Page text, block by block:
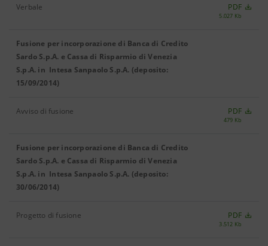
Verbale PDF
5.027 Kb
Fusione per incorporazione di Banca di Credito
Sardo S.p.A. e Cassa di Risparmio di Venezia
S.p.A. in Intesa Sanpaolo S.p.A. (deposito:
15/09/2014)
Avviso di fusione PDF
479 Kb
Fusione per incorporazione di Banca di Credito
Sardo S.p.A. e Cassa di Risparmio di Venezia
S.p.A. in Intesa Sanpaolo S.p.A. (deposito:
30/06/2014)
Progetto di fusione PDF
3.512 Kb